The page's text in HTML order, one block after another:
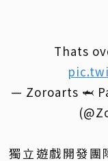
Thats
— Zoroarts 🦈
獨立遊戲開發